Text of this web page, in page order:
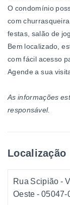
O condomínio
com
festas, salão de
Bem localizado,
com fácil acesso
Agende a sua
As informações
responsável.
Localização
Rua Scipião -
Oeste - 05047-